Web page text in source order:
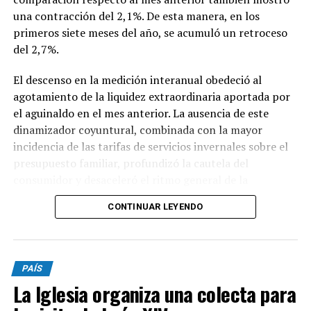
una contracción del 2,1%. De esta manera, en los
primeros siete meses del año, se acumuló un retroceso
del 2,7%.
El descenso en la medición interanual obedeció al
agotamiento de la liquidez extraordinaria aportada por
el aguinaldo en el mes anterior. La ausencia de este
dinamizador coyuntural, combinada con la mayor
incidencia de las tarifas de servicios invernales sobre el
presupuesto familiar, profundizó la cautela del
actividad.
estado del negocio, el 48,1% de los comerciantes
consultados sostuvo que su nivel de actividad se
mantuvo estable con relación al mismo período del año
anterior, cifra que evidenció un descenso de dos puntos
CONTINUAR LEYENDO
PAÍS
La Iglesia organiza una colecta para